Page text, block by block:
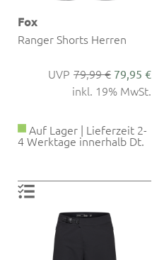
Fox
Ranger Shorts Herren
79,99 € 79,95 €
inkl. 19% MwSt.
Auf Lager | Lieferzeit 2-
4 Werktage innerhalb Dt.